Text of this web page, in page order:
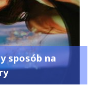
sposób na